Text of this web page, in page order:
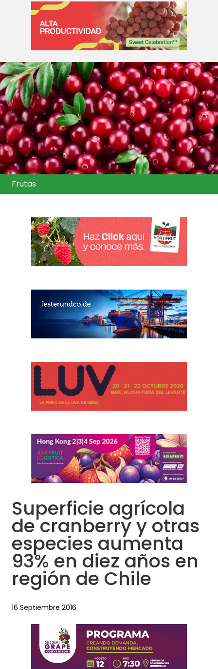
Frutas
Superficie agrícola
de cranberry y otras
especies aumenta
93% en diez años en
región de Chile
16 Septiembre 2016